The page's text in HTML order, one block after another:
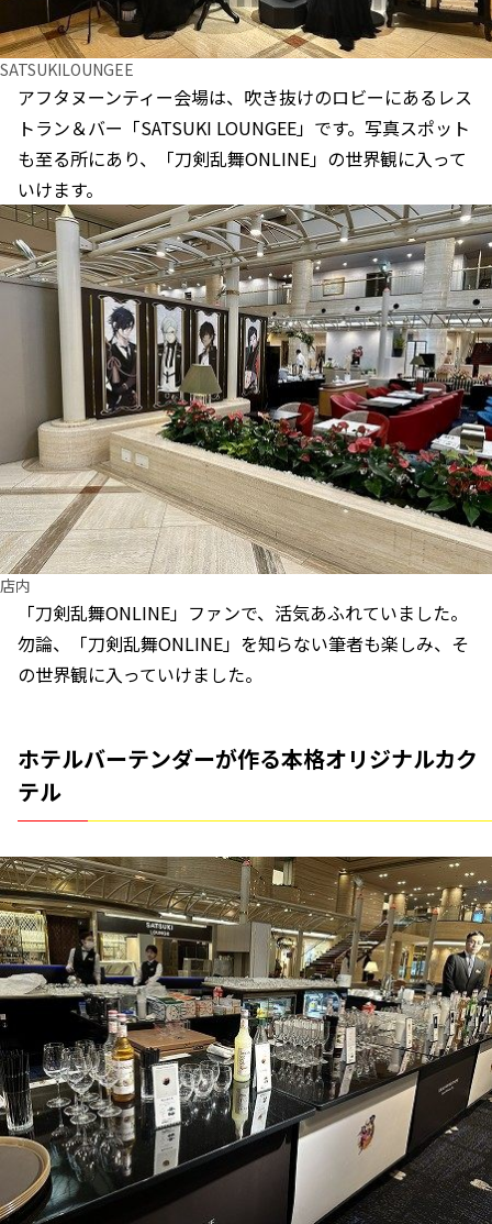
SATSUKILOUNGEE
アフタヌーンティー会場は、吹き抜けのロビーにあるレス
トラン＆バー「SATSUKI LOUNGEE」です。写真スポット
も至る所にあり、「刀剣乱舞ONLINE」の世界観に入って
いけます。
店内
「刀剣乱舞ONLINE」ファンで、活気あふれていました。
勿論、「刀剣乱舞ONLINE」を知らない筆者も楽しみ、そ
の世界観に入っていけました。
ホテルバーテンダーが作る本格オリジナルカク
テル